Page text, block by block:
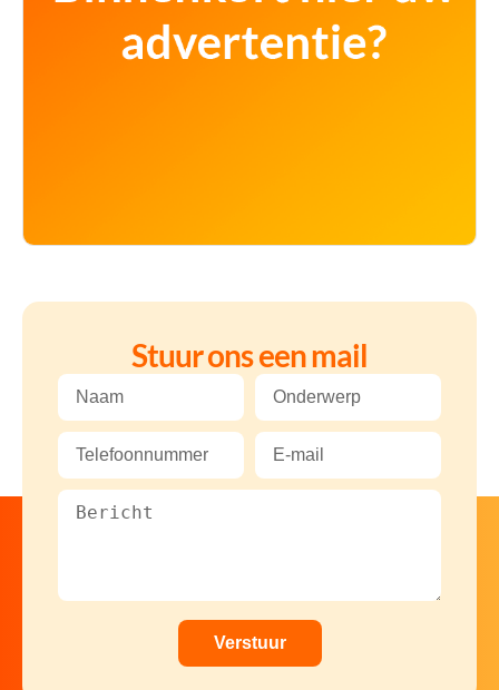
Stuur ons een mail